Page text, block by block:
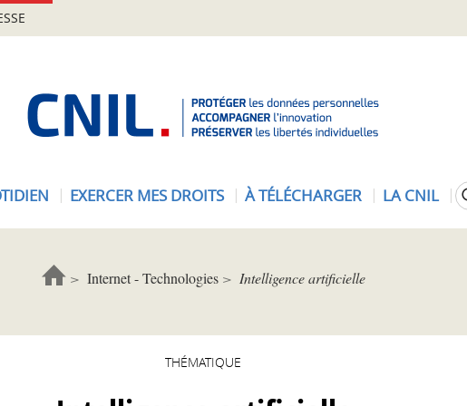
EXERCER MES DROITS À TÉLÉCHARGER LA CNIL
Internet - Technologies Intelligence artificielle
THÉMATIQUE